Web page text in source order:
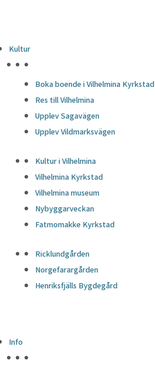
Kultur
Boka boende i Vilhelmina Kyrkstad
Res till Vilhelmina
Upplev Sagavägen
Upplev Vildmarksvägen
Kultur i Vilhelmina
Vilhelmina Kyrkstad
Vilhelmina museum
Nybyggarveckan
Fatmomakke Kyrkstad
Ricklundgården
Norgefarargården
Henriksfjälls Bygdegård
Info